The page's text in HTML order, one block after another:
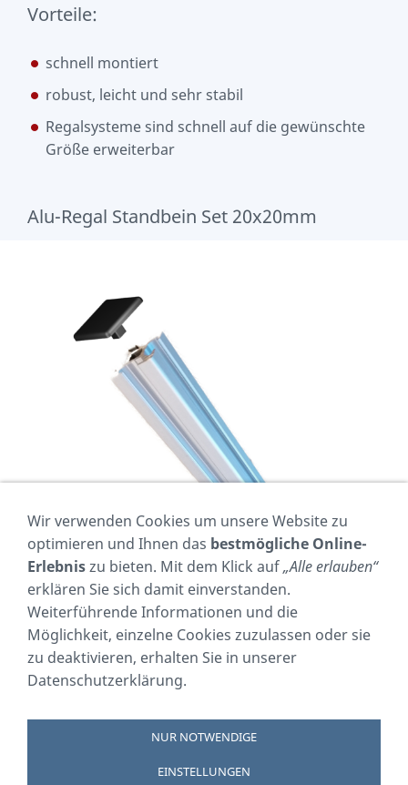
Vorteile:
schnell montiert
robust, leicht und sehr stabil
Regalsysteme sind schnell auf die gewünschte
Größe erweiterbar
Alu-Regal Standbein Set 20x20mm
Vertrag widerrufen
Cookie EinstellungenDatenschutzerklärung
Wir verwenden Cookies um unsere Website zu
optimieren und Ihnen das bestmögliche Online-
Erlebniszu bieten. Mit dem Klick auf„Alle erlauben“
erklären Sie sich damit einverstanden.
Weiterführende Informationen und die
Möglichkeit, einzelne Cookies zuzulassen oder sie
zu deaktivieren, erhalten Sie in unserer
Datenschutzerklärung.
NUR NOTWENDIGE
EINSTELLUNGEN